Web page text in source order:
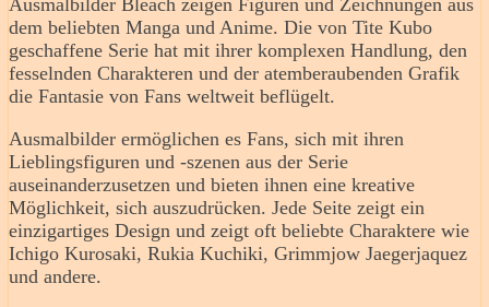
Ausmalbilder Bleach zeigen Figuren und Zeichnungen aus
dem beliebten Manga und Anime. Die von Tite Kubo
geschaffene Serie hat mit ihrer komplexen Handlung, den
fesselnden Charakteren und der atemberaubenden Grafik
die Fantasie von Fans weltweit beflügelt.
Ausmalbilder ermöglichen es Fans, sich mit ihren
Lieblingsfiguren und -szenen aus der Serie
auseinanderzusetzen und bieten ihnen eine kreative
Möglichkeit, sich auszudrücken. Jede Seite zeigt ein
einzigartiges Design und zeigt oft beliebte Charaktere wie
Ichigo Kurosaki, Rukia Kuchiki, Grimmjow Jaegerjaquez
und andere.